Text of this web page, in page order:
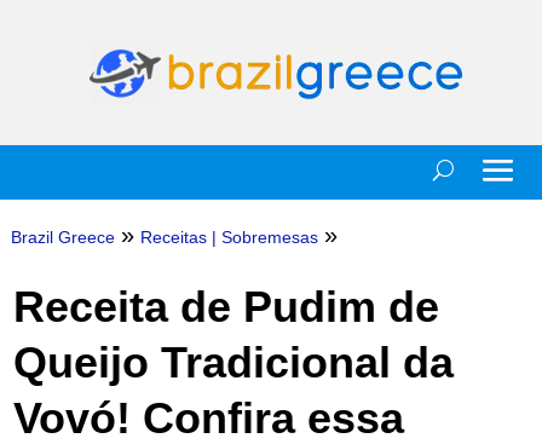
Brazil Greece » Receitas| Sobremesas »
Receita de Pudim de
Queijo Tradicional da
Vovó! Confira essa